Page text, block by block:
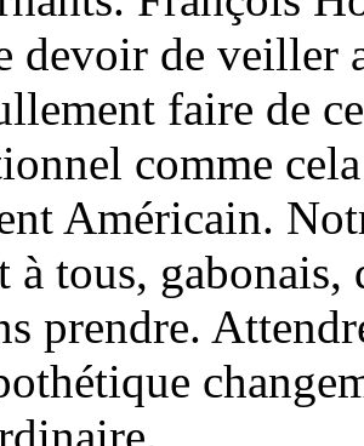
devoir de veiller
faire de
comme
Américain.
à tous, gabonais,
prendre.